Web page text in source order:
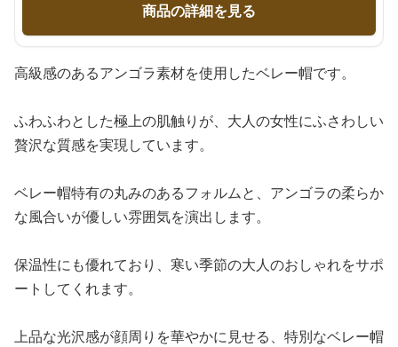
商品の詳細を見る
高級感のあるアンゴラ素材を使用したベレー帽です。
ふわふわとした極上の肌触りが、大人の女性にふさわしい
贅沢な質感を実現しています。
ベレー帽特有の丸みのあるフォルムと、アンゴラの柔らか
な風合いが優しい雰囲気を演出します。
保温性にも優れており、寒い季節の大人のおしゃれをサポ
ートしてくれます。
上品な光沢感が顔周りを華やかに見せる、特別なベレー帽